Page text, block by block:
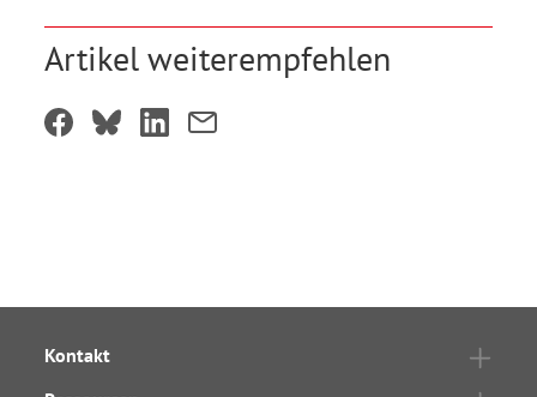
Artikel weiterempfehlen
Kontakt